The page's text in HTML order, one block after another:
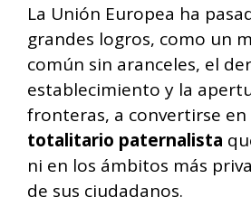
La Unión Europea ha
grandes logros, como un
común sin aranceles, el
establecimiento y la
fronteras, a convertirse en
totalitario paternalista
ni en los ámbitos más
de sus ciudadanos.